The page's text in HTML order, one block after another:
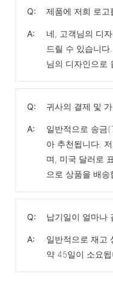
Q: 제품에 저희 로고
A:
네, 고객님의 디
드릴 수 있습니
님의 디자인으로
Q: 귀사의 결제 및
A:
일반적으로 송금
아 추천됩니다.
며, 미국 달러로
으로 상품을 배송
Q: 납기일이 얼마나
A:
일반적으로 재고
약 45일이 소요됩